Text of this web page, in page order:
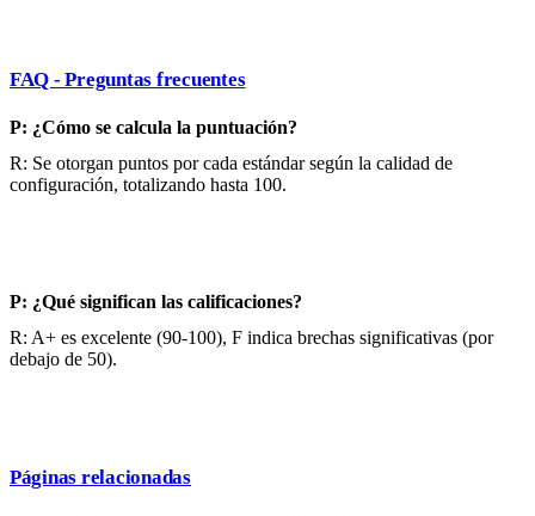
FAQ - Preguntas frecuentes
P: ¿Cómo se calcula la puntuación?
R: Se otorgan puntos por cada estándar según la calidad de
configuración, totalizando hasta 100.
P: ¿Qué significan las calificaciones?
R: A+ es excelente (90-100), F indica brechas significativas (por
debajo de 50).
Páginas relacionadas